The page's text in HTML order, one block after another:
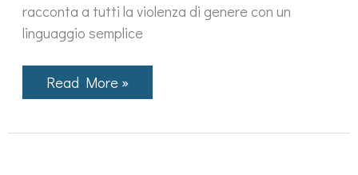
racconta a tutti la violenza di genere con un
linguaggio semplice
Il
film
domani”
Read More »